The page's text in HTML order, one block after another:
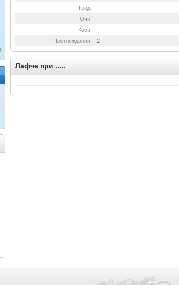
Град:
---
Очи:
---
Коса:
---
Преглеждания:
2
Лафче при .....